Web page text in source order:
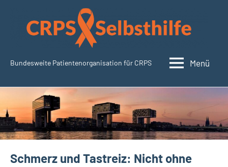
springen
CRPSSelbsthilfe.org
Bundesweite Patientenorganisation für CRPS Menü
Schmerz und Tastreiz: Nicht ohne